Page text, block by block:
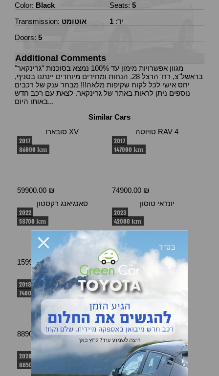
Color: Black Seats: 5
Transmission: אוטומט יד: 1
Doors: 5
Additional Comments
מגוון אפשרויות מימון עד 100% נמצא בסוכנות "גרינקאר"
בראשל"צ, רח' הרצל 28. הנחות ומחירים מיוחדים יינתנו בסניף,
יחס אישי לכל לקוח שקיפות מלאה!!! מבחר ענק של רכבים
נוספים ניתן לראות באתר של גרינקאר. לצאת עם רכב חדש
באותו היום...
Similar Cars
סובארו XV
2017
86000 km
59900.00 ₪
טויוטה RAV 4
2017
147000 km
74900.00 ₪
סאנגיאנג רקסטון
2022
58700 km
159900.00 ₪
יונדאי טוסון
2023
42000 km
151900.00 ₪
יונדאי טוסון
2018
74000 km
88900.00 ₪
2016
154000 km
51900.00 ₪
סוזוקי ויטרה
2020
88500 km
טויוטה RAV 4
2022
2600 km